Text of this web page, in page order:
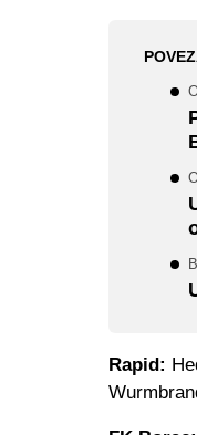
Rapid: